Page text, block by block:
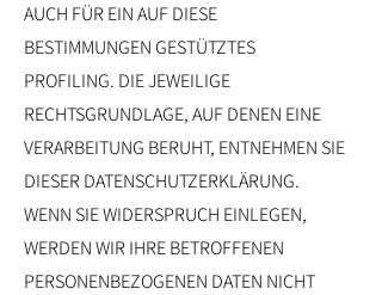
AUCH FÜR EIN AUF DIESE
BESTIMMUNGEN GESTÜTZTES
PROFILING. DIE JEWEILIGE
RECHTSGRUNDLAGE, AUF DENEN EINE
VERARBEITUNG BERUHT, ENTNEHMEN SIE
DIESER DATENSCHUTZERKLÄRUNG.
WENN SIE WIDERSPRUCH EINLEGEN,
WERDEN WIR IHRE BETROFFENEN
PERSONENBEZOGENEN DATEN NICHT